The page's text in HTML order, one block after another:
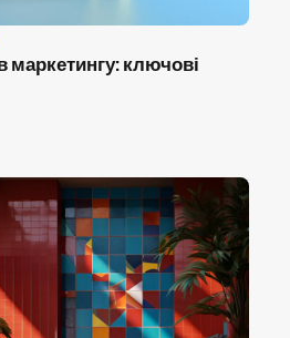
маркетингу: ключові